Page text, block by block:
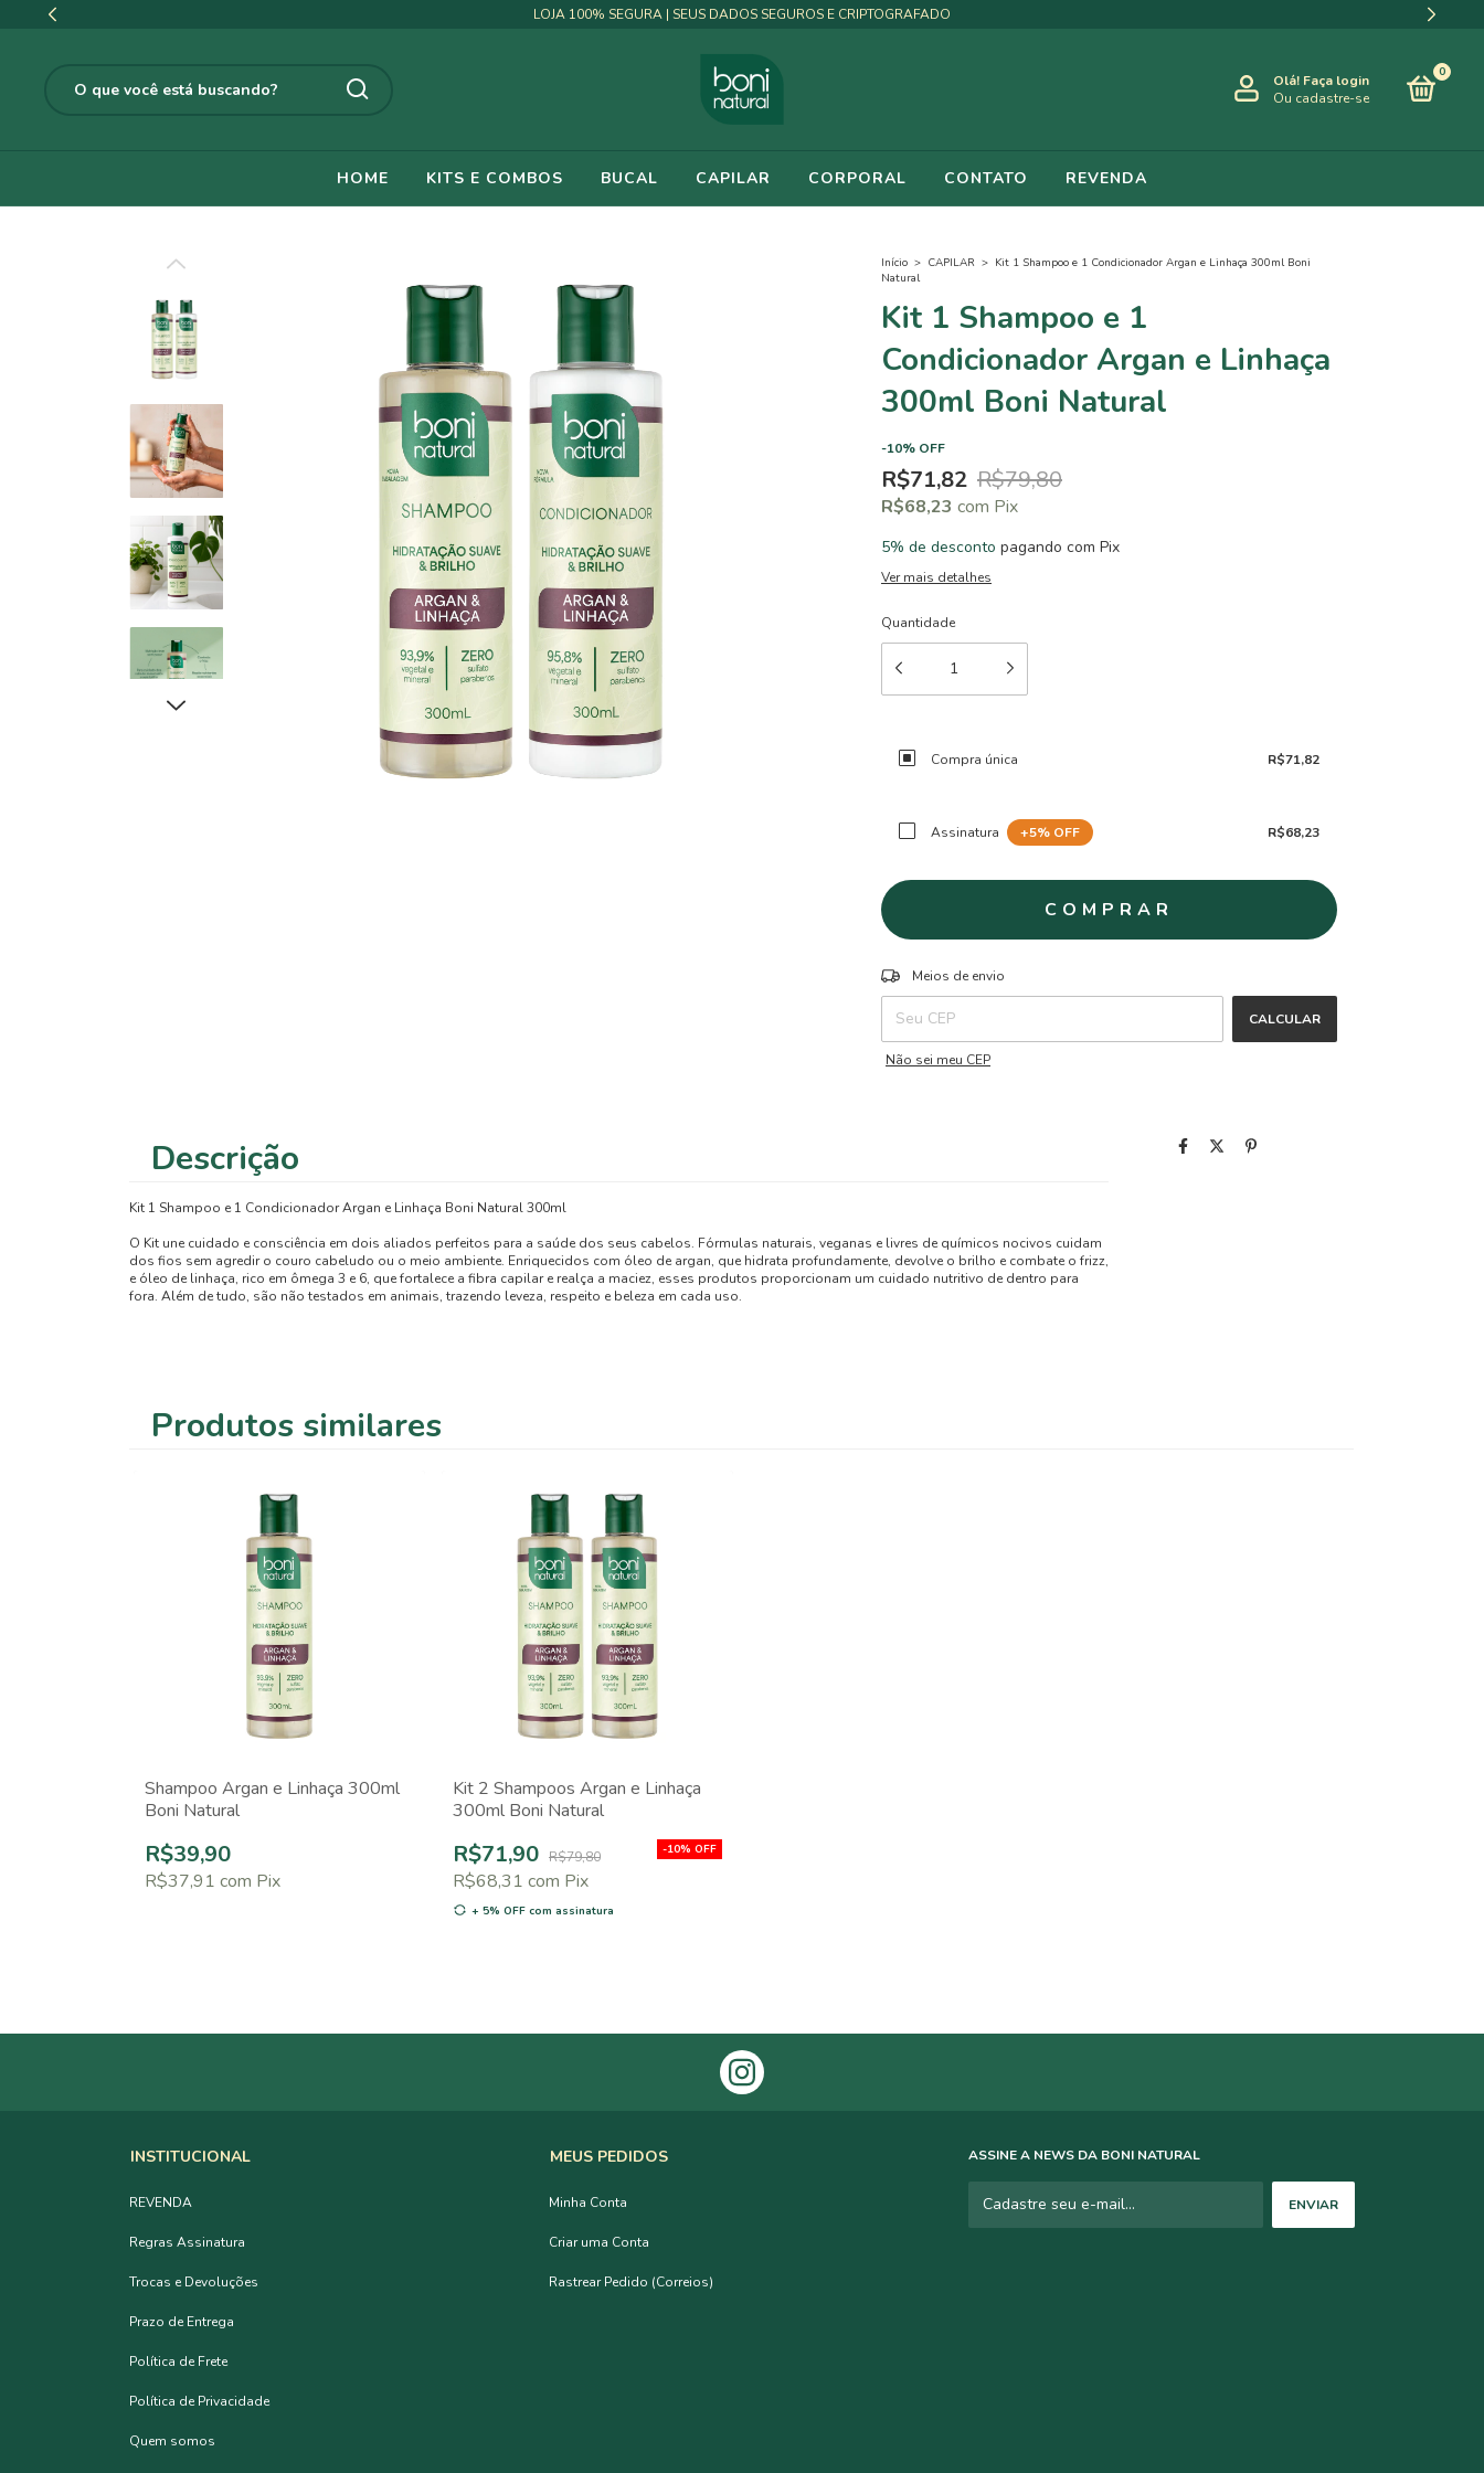
LOJA 100% SEGURA | SEUS DADOS SEGUROS E CRIPTOGRAFADO
Olá! Faça login
Ou cadastre-se
0
HOME KITS E COMBOS BUCAL CAPILAR CORPORAL CONTATO REVENDA
Início > CAPILAR > Kit 1 Shampoo e 1 Condicionador Argan e Linhaça 300ml Boni
Natural
Kit 1 Shampoo e 1
Condicionador Argan e Linhaça
300ml Boni Natural
-10% OFF
R$71,82 R$79,80
R$68,23 com Pix
5% de desconto pagando com Pix
Ver mais detalhes
Quantidade
Compra única R$71,82
Assinatura +5% OFF R$68,23
Entregas para o CEP:
Meios de envio
CALCULAR
Não sei meu CEP
Descrição
Kit 1 Shampoo e 1 Condicionador Argan e Linhaça Boni Natural 300ml
O Kit une cuidado e consciência em dois aliados perfeitos para a saúde dos seus cabelos. Fórmulas naturais, veganas e livres de químicos nocivos cuidam
dos fios sem agredir o couro cabeludo ou o meio ambiente. Enriquecidos com óleo de argan, que hidrata profundamente, devolve o brilho e combate o frizz,
e óleo de linhaça, rico em ômega 3 e 6, que fortalece a fibra capilar e realça a maciez, esses produtos proporcionam um cuidado nutritivo de dentro para
fora. Além de tudo, são não testados em animais, trazendo leveza, respeito e beleza em cada uso.
Produtos similares
Shampoo Argan e Linhaça 300ml
Boni Natural
R$39,90
R$37,91 com Pix
Kit 2 Shampoos Argan e Linhaça
300ml Boni Natural
-10% OFF
R$71,90 R$79,80
R$68,31 com Pix
+ 5% OFF com assinatura
INSTITUCIONAL
REVENDA
Regras Assinatura
Trocas e Devoluções
Prazo de Entrega
Política de Frete
Política de Privacidade
Quem somos
MEUS PEDIDOS
Minha Conta
Criar uma Conta
Rastrear Pedido (Correios)
ASSINE A NEWS DA BONI NATURAL